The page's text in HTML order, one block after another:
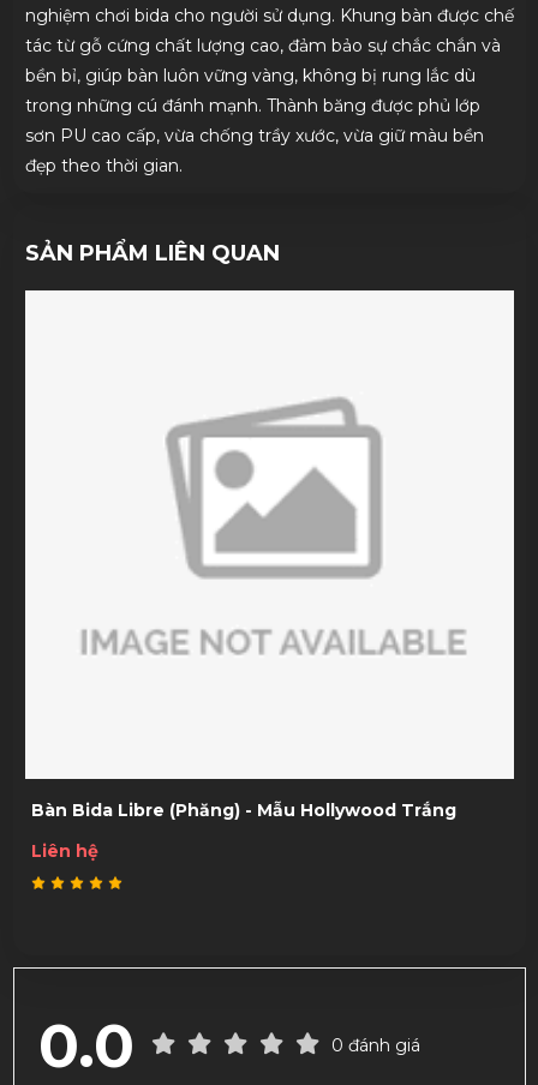
nghiệm chơi bida cho người sử dụng. Khung bàn được chế
tác từ gỗ cứng chất lượng cao, đảm bảo sự chắc chắn và
bền bỉ, giúp bàn luôn vững vàng, không bị rung lắc dù
trong những cú đánh mạnh. Thành băng được phủ lớp
sơn PU cao cấp, vừa chống trầy xước, vừa giữ màu bền
đẹp theo thời gian.
SẢN PHẨM LIÊN QUAN
Bàn Bida Libre (Phăng) - Mẫu Hollywood Trắng
Liên hệ
0.0 0 đánh giá